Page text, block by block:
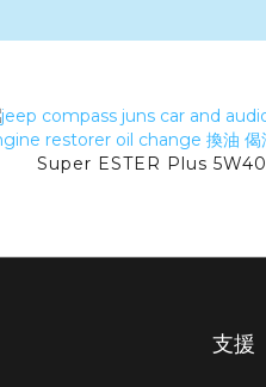
Super ESTER Plus 5W40
支援